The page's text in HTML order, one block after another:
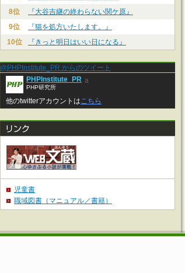
8位
『大谷吉継の終わらない関ケ原』
9位
『猫を処方いたします。』
10位
『きっと明日はいい日になる』
@PHPInstitute_PR からのツイート
PHPInstitute_PR
PHP研究所
a
他のtwitterアカウントはこちら
児童書
職域図書（マニュアル／書籍）